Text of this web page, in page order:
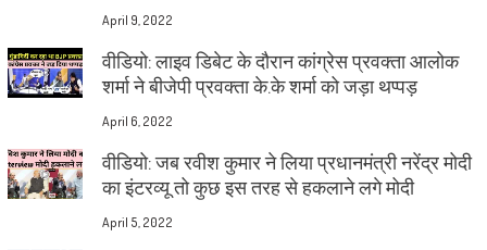
April 9, 2022
वीडियो: लाइव डिबेट के दौरान कांग्रेस प्रवक्ता आलोक
शर्मा ने बीजेपी प्रवक्ता के.के शर्मा को जड़ा थप्पड़
April 6, 2022
वीडियो: जब रवीश कुमार ने लिया प्रधानमंत्री नरेंद्र मोदी
का इंटरव्यू तो कुछ इस तरह से हकलाने लगे मोदी
April 5, 2022